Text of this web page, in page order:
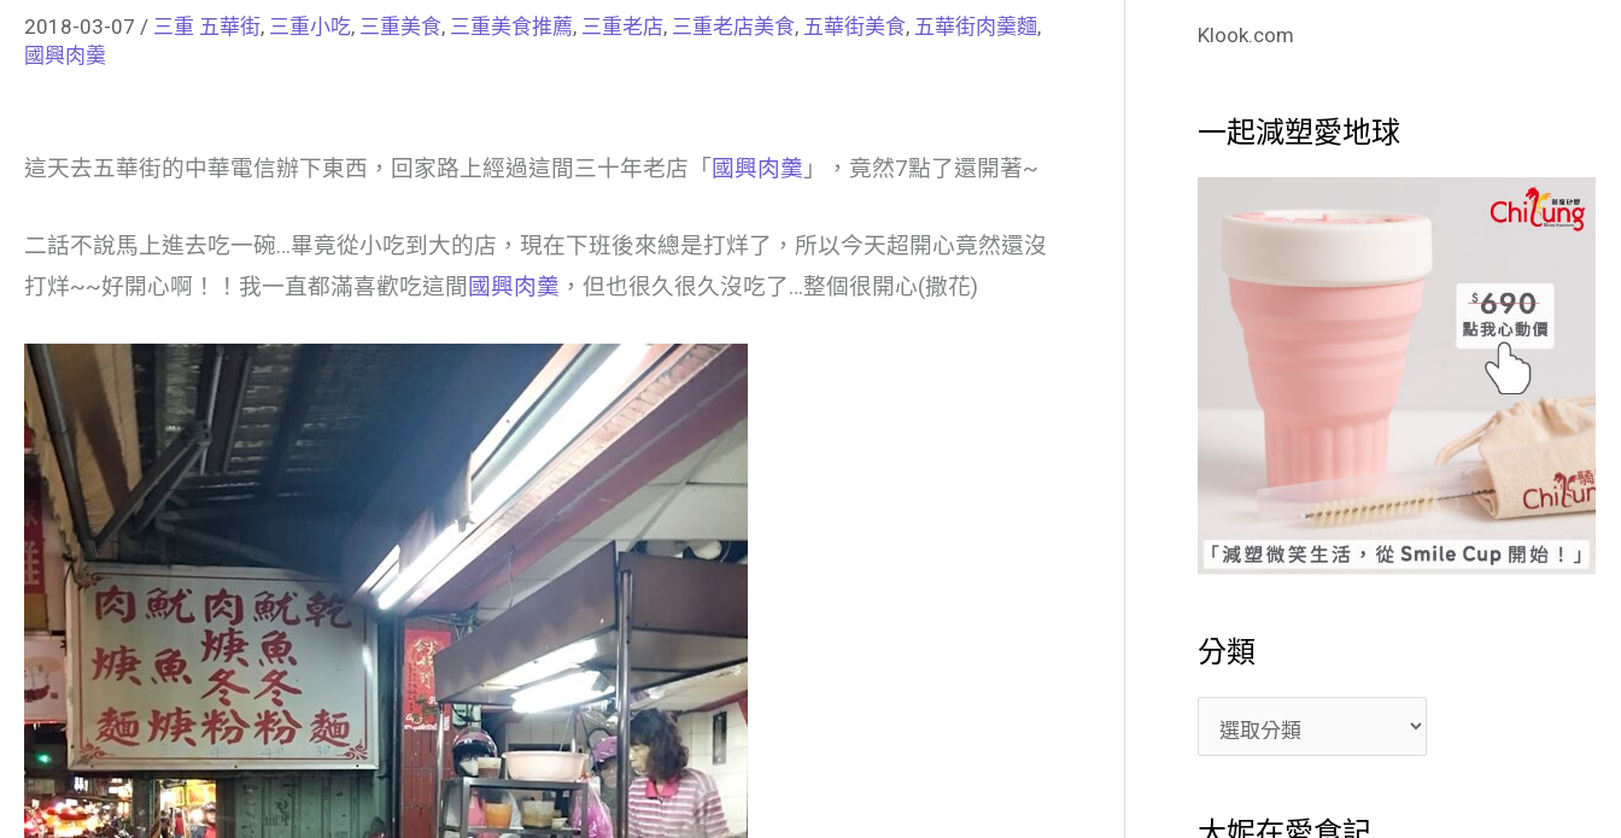
2018-03-07 / 三重 五華街, 三重小吃, 三重美食, 三重美食推薦, 三重老店, 三重老店美食, 五華街美食, 五華街肉羹麵,
國興肉羹
這天去五華街的中華電信辦下東西，回家路上經過這間三十年老店「 國興肉羹 」，竟然7點了還開著~
二話不說馬上進去吃一碗…畢竟從小吃到大的店，現在下班後來總是打烊了，所以今天超開心竟然還沒
打烊~~好開心啊！！我一直都滿喜歡吃這間 國興肉羹 ，但也很久很久沒吃了…整個很開心(撒花)
Klook.com
一起減塑愛地球
分類